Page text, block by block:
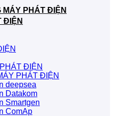
MÁY PHÁT ĐIỆN
ĐIỆN
ĐIỆN
PHÁT ĐIỆN
deepsea
Datakom
Smartgen
ComAp